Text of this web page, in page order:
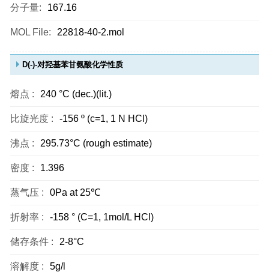
分子量: 167.16
MOL File: 22818-40-2.mol
D(-)-对羟基苯甘氨酸化学性质
熔点 : 240 °C (dec.)(lit.)
比旋光度 : -156 º (c=1, 1 N HCl)
沸点 : 295.73°C (rough estimate)
密度 : 1.396
蒸气压 : 0Pa at 25℃
折射率 : -158 ° (C=1, 1mol/L HCl)
储存条件 : 2-8°C
溶解度 : 5g/l